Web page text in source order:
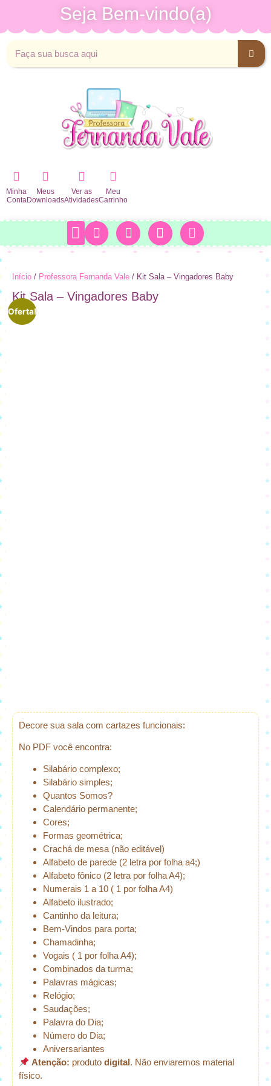
Seja Bem-vindo(a)
Minha
Conta
Meus
Downloads
Ver as
Atividades
Meu
Carrinho
Início / Professora Fernanda Vale / Kit Sala – Vingadores Baby
Kit Sala – Vingadores Baby
Oferta!
Decore sua sala com cartazes funcionais:
No PDF você encontra:
Silabário complexo;
Silabário simples;
Quantos Somos?
Calendário permanente;
Cores;
Formas geométrica;
Crachá de mesa (não editável)
Alfabeto de parede (2 letra por folha a4;)
Alfabeto fônico (2 letra por folha A4);
Numerais 1 a 10 ( 1 por folha A4)
Alfabeto ilustrado;
Cantinho da leitura;
Bem-Vindos para porta;
Chamadinha;
Vogais ( 1 por folha A4);
Combinados da turma;
Palavras mágicas;
Relógio;
Saudações;
Palavra do Dia;
Número do Dia;
Aniversariantes
Atenção: produtodigital. Não enviaremos material
físico.